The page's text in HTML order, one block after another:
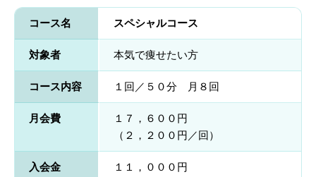
コース名 スペシャルコース
対象者 本気で痩せたい方
コース内容 １回／５０分 月８回
月会費
１７，６００円
（２，２００円／回）
入会金
１１，０００円